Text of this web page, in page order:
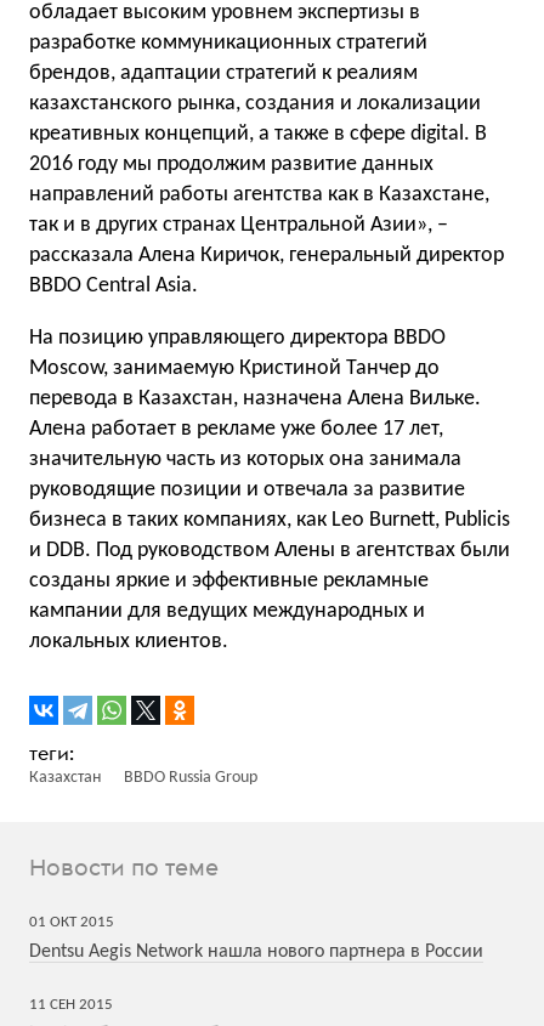
обладает высоким уровнем экспертизы в
разработке коммуникационных стратегий
брендов, адаптации стратегий к реалиям
казахстанского рынка, создания и локализации
креативных концепций, а также в сфере digital. В
2016 году мы продолжим развитие данных
направлений работы агентства как в Казахстане,
так и в других странах Центральной Азии», –
рассказала Алена Киричок, генеральный директор
BBDO Central Asia.
На позицию управляющего директора BBDO
Moscow, занимаемую Кристиной Танчер до
перевода в Казахстан, назначена Алена Вильке.
Алена работает в рекламе уже более 17 лет,
значительную часть из которых она занимала
руководящие позиции и отвечала за развитие
бизнеса в таких компаниях, как Leo Burnett, Publicis
и DDB. Под руководством Алены в агентствах были
созданы яркие и эффективные рекламные
кампании для ведущих международных и
локальных клиентов.
Казахстан BBDO Russia Group
Новости по теме
01 ОКТ 2015
Dentsu Aegis Network нашла нового партнера в России
11 СЕН 2015